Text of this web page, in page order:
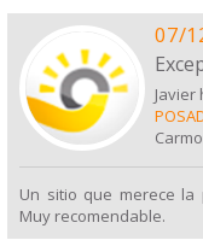
07/
Un sitio que merece la
Muy recomendable.